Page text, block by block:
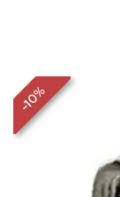
-
10
%